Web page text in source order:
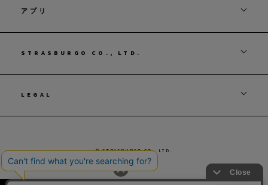
アプリ
STRASBURGO CO., LTD.
LEGAL
© STRASBURGO CO., LTD.